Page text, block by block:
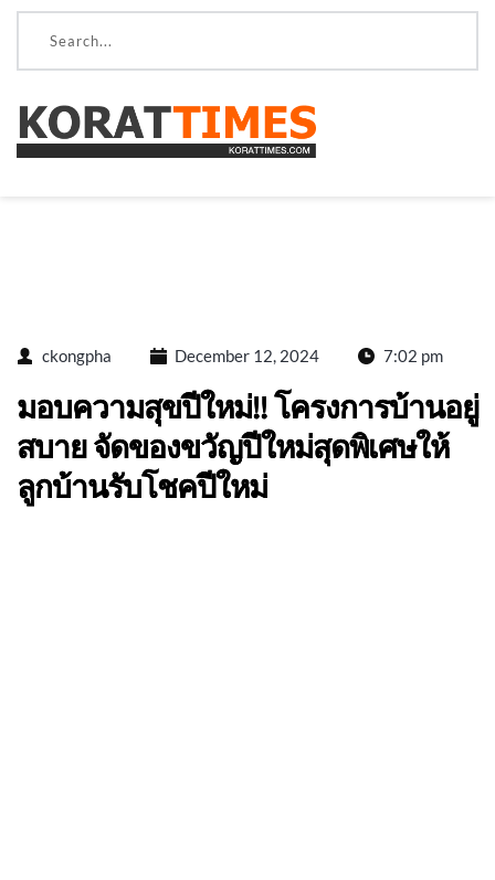
ckongpha December 12, 2024 7:02 pm
มอบความสุขปีใหม่!! โครงการบ้านอยู่
สบาย จัดของขวัญปีใหม่สุดพิเศษให้
ลูกบ้านรับโชคปีใหม่